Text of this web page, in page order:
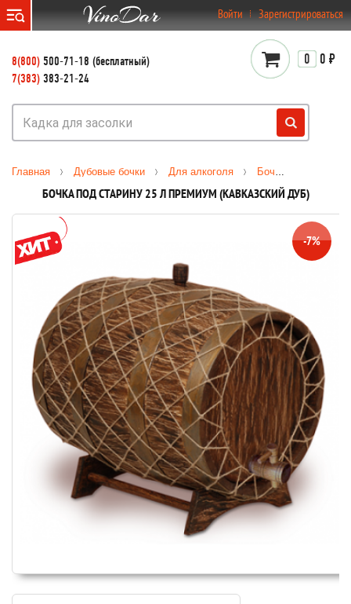
Войти Зарегистрироваться
8(800) 500-71-18 (бесплатный)
7(383) 383-21-24
0 0 ₽
Главная Дубовые бочки Для алкоголя Бочки Премиум (колотый кавказский дуб)
БОЧКА ПОД СТАРИНУ 25 Л ПРЕМИУМ (КАВКАЗСКИЙ ДУБ)
-7%